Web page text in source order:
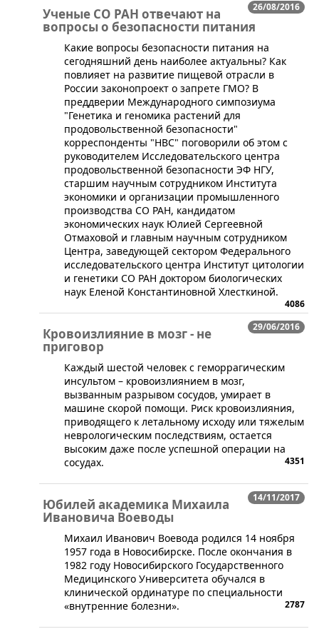
26/08/2016
Ученые СО РАН отвечают на
вопросы о безопасности питания
​Какие вопросы безопасности питания на
сегодняшний день наиболее актуальны? Как
повлияет на развитие пищевой отрасли в
России законопроект о запрете ГМО? В
преддверии Международного симпозиума
"Генетика и геномика растений для
продовольственной безопасности"
корреспонденты "НВС" поговорили об этом с
руководителем Исследовательского центра
продовольственной безопасности ЭФ НГУ,
старшим научным сотрудником Института
экономики и организации промышленного
производства СО РАН, кандидатом
экономических наук Юлией Сергеевной
Отмаховой и главным научным сотрудником
Центра, заведующей сектором Федерального
исследовательского центра Институт цитологии
и генетики СО РАН доктором биологических
наук Еленой Константиновной Хлесткиной.
4086
29/06/2016
Кровоизлияние в мозг - не
приговор
​Каждый шестой человек с геморрагическим
инсультом – кровоизлиянием в мозг,
вызванным разрывом сосудов, умирает в
машине скорой помощи. Риск кровоизлияния,
приводящего к летальному исходу или тяжелым
неврологическим последствиям, остается
высоким даже после успешной операции на
сосудах.
4351
14/11/2017
Юбилей академика Михаила
Ивановича Воеводы
​Михаил Иванович Воевода родился 14 ноября
1957 года в Новосибирске. После окончания в
1982 году Новосибирского Государственного
Медицинского Университета обучался в
клинической ординатуре по специальности
«внутренние болезни».
2787